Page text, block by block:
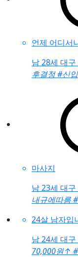
언제 어디서
남28세 대구
후결정#신입
마사지
남23세 대구
내규에따름
24살 남자입
남24세 대구
70,000원↑